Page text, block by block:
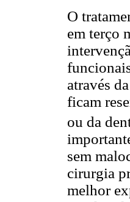
O
em terço
através
ficam
ou da
sem
cirurgia
melhor